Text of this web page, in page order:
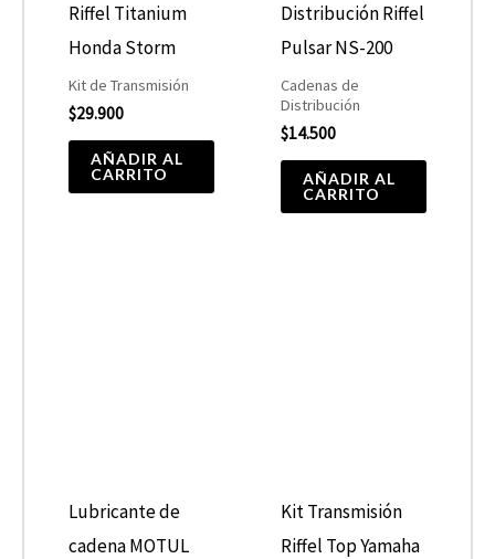
Riffel Titanium
Honda Storm
Kit de Transmisión
$29.900
AÑADIR AL
CARRITO
Distribución Riffel
Pulsar NS-200
Cadenas de
Distribución
$14.500
AÑADIR AL
CARRITO
Lubricante de
cadena MOTUL
Kit Transmisión
Riffel Top Yamaha